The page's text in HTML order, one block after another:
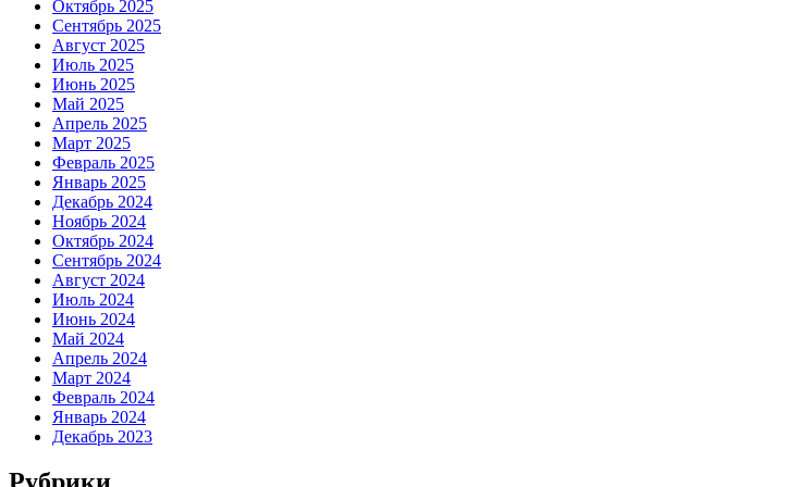
Октябрь 2025
Сентябрь 2025
Август 2025
Июль 2025
Июнь 2025
Май 2025
Апрель 2025
Март 2025
Февраль 2025
Январь 2025
Декабрь 2024
Ноябрь 2024
Октябрь 2024
Сентябрь 2024
Август 2024
Июль 2024
Июнь 2024
Май 2024
Апрель 2024
Март 2024
Февраль 2024
Январь 2024
Декабрь 2023